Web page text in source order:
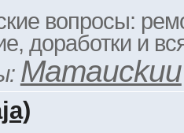
вопросы:
доработки и
Mamauckuu